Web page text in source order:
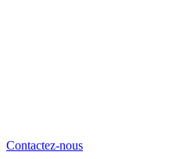
Contactez-nous